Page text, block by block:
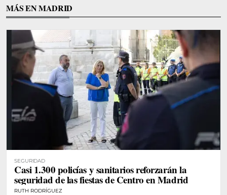
MÁS EN MADRID
SEGURIDAD
Casi 1.300 policías y sanitarios reforzarán la
seguridad de las fiestas de Centro en Madrid
RUTH RODRÍGUEZ